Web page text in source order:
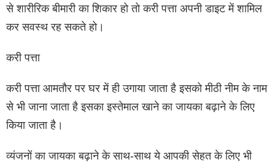
से शारीरिक बीमारी का शिकार हो तो करी पत्ता अपनी डाइट में शामिल
कर सवस्थ रह सकते हो।
करी पत्ता
करी पत्ता आमतौर पर घर में ही उगाया जाता है इसको मीठी नीम के नाम
से भी जाना जाता है इसका इस्तेमाल खाने का जायका बढ़ाने के लिए
किया जाता है।
व्यंजनों का जायका बढ़ाने के साथ-साथ ये आपकी सेहत के लिए भी